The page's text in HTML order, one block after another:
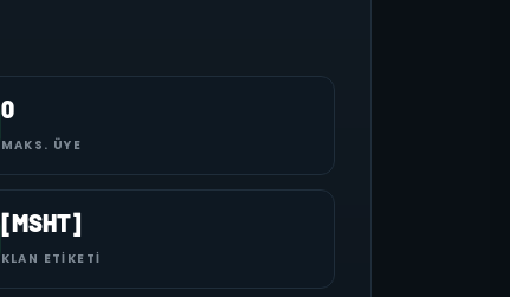
0
MAKS. ÜYE
[MSHT]
KLAN ETIKETI